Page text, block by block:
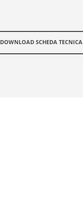
DOWNLOAD SCHEDA TECNICA